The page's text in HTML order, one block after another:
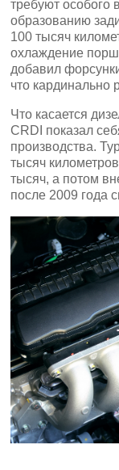
требуют особого
образованию
100 тысяч
охлаждение
добавил
что кардинально
Что касается
CRDI показал
производства.
тысяч
тысяч, а потом
после 2009 года